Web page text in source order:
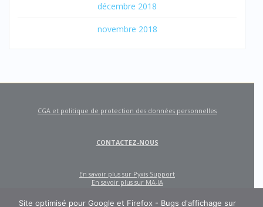
décembre 2018
novembre 2018
CGA et politique de protection des données personnelles
CONTACTEZ-NOUS
En savoir plus sur Pyxis Support
En savoir plus sur MA-IA
Site optimisé pour Google et Firefox - Bugs d'affichage sur